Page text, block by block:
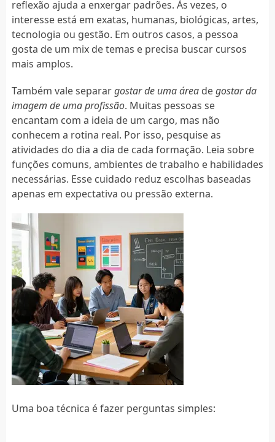
reflexão ajuda a enxergar padrões. Às vezes, o
interesse está em exatas, humanas, biológicas, artes,
tecnologia ou gestão. Em outros casos, a pessoa
gosta de um mix de temas e precisa buscar cursos
mais amplos.
Também vale separargostar de uma áreadegostar da
imagem de uma profissão. Muitas pessoas se
encantam com a ideia de um cargo, mas não
conhecem a rotina real. Por isso, pesquise as
atividades do dia a dia de cada formação. Leia sobre
funções comuns, ambientes de trabalho e habilidades
necessárias. Esse cuidado reduz escolhas baseadas
apenas em expectativa ou pressão externa.
Uma boa técnica é fazer perguntas simples: